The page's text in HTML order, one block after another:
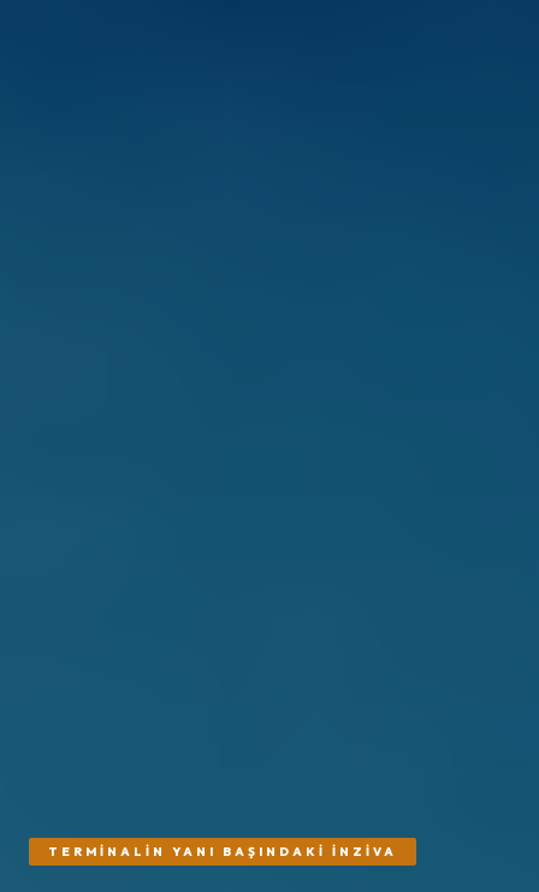
TERMINALIN YANI BAŞINDAKI İNZIVA